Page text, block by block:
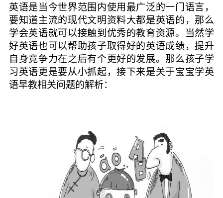
英语是当今世界范围内使用最广泛的一门语言，
要知道主流的现代文明资料大都是英语的，那么
学会英语就可以接触到优秀的教育资源。当然学
好英语也可以帮助孩子取得好的英语成绩，提升
自身竞争力在之后有个更好的发展。那么孩子学
习英语更是要从小抓起，接下来是关于宝宝学英
语早教相关问题的解析：